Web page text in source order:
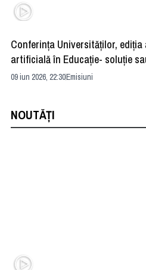
Conferința Universităților,
artificială în Educație- soluție
09 iun 2026, 22:30Emisiuni
NOUTĂȚI